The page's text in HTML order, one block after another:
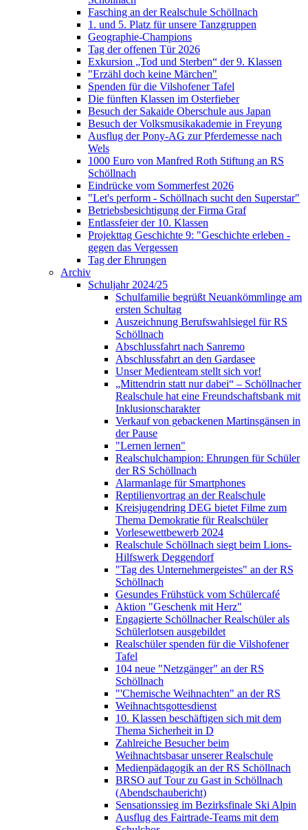
Fasching an der Realschule Schöllnach
1. und 5. Platz für unsere Tanzgruppen
Geographie-Champions
Tag der offenen Tür 2026
Exkursion „Tod und Sterben“ der 9. Klassen
"Erzähl doch keine Märchen"
Spenden für die Vilshofener Tafel
Die fünften Klassen im Osterfieber
Besuch der Sakaide Oberschule aus Japan
Besuch der Volksmusikakademie in Freyung
Ausflug der Pony-AG zur Pferdemesse nach
Wels
1000 Euro von Manfred Roth Stiftung an RS
Schöllnach
Eindrücke vom Sommerfest 2026
"Let's perform - Schöllnach sucht den Superstar"
Betriebsbesichtigung der Firma Graf
Entlassfeier der 10. Klassen
Projekttag Geschichte 9: "Geschichte erleben -
gegen das Vergessen
Tag der Ehrungen
Archiv
Schuljahr 2024/25
Schulfamilie begrüßt Neuankömmlinge am
ersten Schultag
Auszeichnung Berufswahlsiegel für RS
Schöllnach
Abschlussfahrt nach Sanremo
Abschlussfahrt an den Gardasee
Unser Medienteam stellt sich vor!
„Mittendrin statt nur dabei“ – Schöllnacher
Realschule hat eine Freundschaftsbank mit
Inklusionscharakter
Verkauf von gebackenen Martinsgänsen in
der Pause
"Lernen lernen"
Realschulchampion: Ehrungen für Schüler
der RS Schöllnach
Alarmanlage für Smartphones
Reptilienvortrag an der Realschule
Kreisjugendring DEG bietet Filme zum
Thema Demokratie für Realschüler
Vorlesewettbewerb 2024
Realschule Schöllnach siegt beim Lions-
Hilfswerk Deggendorf
"Tag des Unternehmergeistes" an der RS
Schöllnach
Gesundes Frühstück vom Schülercafé
Aktion "Geschenk mit Herz"
Engagierte Schöllnacher Realschüler als
Schülerlotsen ausgebildet
Realschüler spenden für die Vilshofener
Tafel
104 neue "Netzgänger" an der RS
Schöllnach
"'Chemische Weihnachten" an der RS
Weihnachtsgottesdienst
10. Klassen beschäftigen sich mit dem
Thema Sicherheit in D
Zahlreiche Besucher beim
Weihnachtsbasar unserer Realschule
Medienpädagogik an der RS Schöllnach
BRSO auf Tour zu Gast in Schöllnach
(Abendschaubericht)
Sensationssieg im Bezirksfinale Ski Alpin
Ausflug des Fairtrade-Teams mit dem